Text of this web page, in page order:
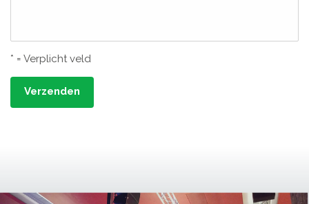
* = Verplicht veld
Verzenden